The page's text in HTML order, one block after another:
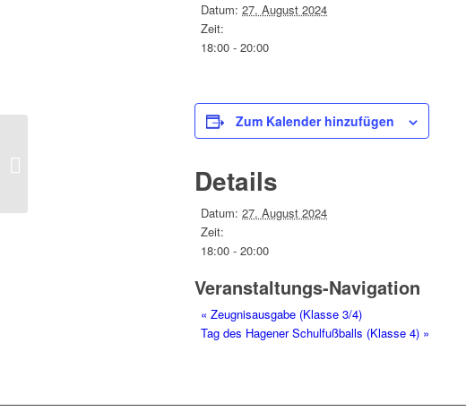
Datum: 27. August 2024
Zeit:
18:00 - 20:00
Zum Kalender hinzufügen
Details
Datum: 27. August 2024
Zeit:
18:00 - 20:00
Veranstaltungs-Navigation
« Zeugnisausgabe (Klasse 3/4)
Tag des Hagener Schulfußballs (Klasse 4) »